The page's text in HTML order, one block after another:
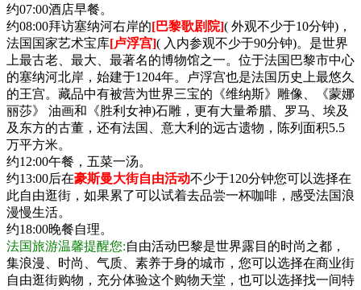
约07:00酒店早餐。
约08:00拜访塞纳河右岸的[巴黎歌剧院]( 外观不少于10分钟)，
法国国家艺术宝库[卢浮宫]( 入内参观不少于90分钟)。是世界
上最古老、最大、最著名的博物馆之一。位于法国巴黎市中心
的塞纳河北岸，始建于1204年。卢浮宫也是法国历史上最悠久
的王宫。藏品中有被营为世界三宝的《维纳斯》雕像、《蒙娜
丽莎》 油画和《胜利女神)石雕，更有大量希腊、罗马、埃及
及东方的古董，还有法国、意大利的远古遗物，陈列面积5.5
万平方米。
约12:00午餐，五菜一汤。
约13:00后在豪斯曼大街自由活动不少于120分钟您可以选择在
此自由逛街，如果累了可以试着去品尝一杯咖啡，感受法国浪
漫慢生活。
约18:00晚餐自理。
法国旅游温馨提醒您:自由活动巴黎是世界露目的时尚之都，
集浪漫、时尚、气质、素养于身的城市，您可以选择在商业街
自由逛街购物，充分体验这个购物天堂，也可以选择找一间特